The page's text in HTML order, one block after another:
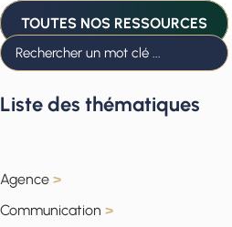
TOUTES NOS RESSOURCES
Liste des thématiques
Agence >
Communication >